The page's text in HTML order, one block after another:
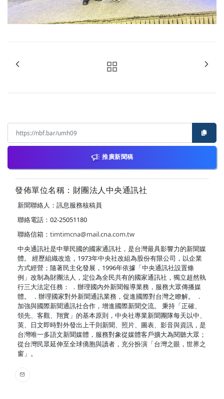
推廣新聞稿
發佈單位名稱：財團法人中央通訊社
新聞聯絡人：訊息服務核稿員
聯絡電話：02-25051180
聯絡信箱： timtimcna@mail.cna.com.tw
中央通訊社是中華民國的國家通訊社，是台灣最具影響力的新聞媒
體。 經歷組織改造，1973年中央社改組為股份有限公司，以企業
方式經營；隨著民主化發展，1996年依據「中央通訊社設置條
例」改制為財團法人，定位為全民共有的國家通訊社，獨立超然執
行三大法定任務： ．辦理國內外新聞報導業務，服務大眾傳播媒
體。 ．辦理國家對外新聞通訊業務，促進國際對台灣之瞭解。 ．
加強與國際新聞通訊社合作，增進國際新聞交流。 秉持「正確、
領先、客觀、翔實」的基本原則，中央社專業新聞團隊每天以中、
英、日文即時對外發出上千則新聞、照片、圖表、影音與資訊，是
台灣唯一多語文新聞媒體，服務對象從媒體客戶擴大為閱聽大眾；
從台灣民眾延伸至全球僑胞與讀者，充分扮演「台灣之眼，世界之
窗」。